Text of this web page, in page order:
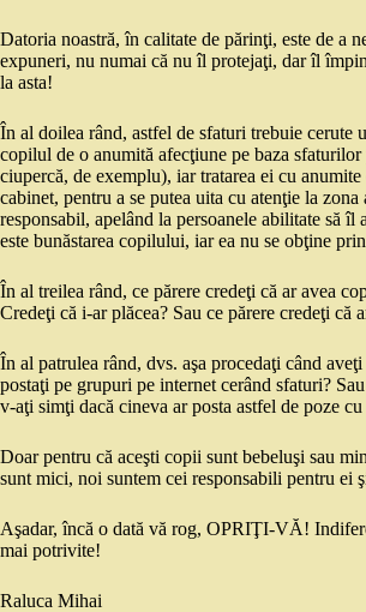
Datoria noastră, în calitate de părinţi, este de a
expuneri, nu numai că nu îl protejaţi, dar îl
la asta!
În al doilea rând, astfel de sfaturi trebuie cerute
copilul de o anumită afecţiune pe baza
ciupercă, de exemplu), iar tratarea ei cu
cabinet, pentru a se putea uita cu atenţie la
responsabil, apelând la persoanele abilitate să
este bunăstarea copilului, iar ea nu se obţine
În al treilea rând, ce părere credeţi că ar avea
Credeţi că i-ar plăcea? Sau ce părere credeţi că
În al patrulea rând, dvs. aşa procedaţi când
postaţi pe grupuri pe internet cerând sfaturi?
v-aţi simţi dacă cineva ar posta astfel de poze
Doar pentru că aceşti copii sunt bebeluşi sau
sunt mici, noi suntem cei responsabili pentru ei
Aşadar, încă o dată vă rog, OPRIŢI-VĂ!
mai potrivite!
Raluca Mihai